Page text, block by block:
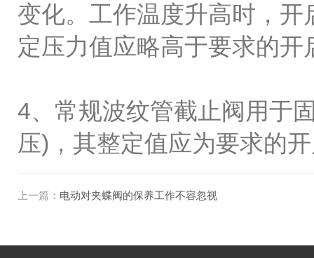
变化。工作温度升高时，
定压力值应略高于要求的
4、常规波纹管截止阀用于
压)，其整定值应为要求的
上一篇： 电动对夹蝶阀的保养工作不容忽视